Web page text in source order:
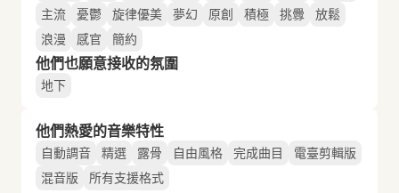
主流
憂鬱 旋律優美 夢幻 原創 積極 挑釁
放鬆
浪漫
感官 簡約
他們也願意接收的氛圍
地下
他們熱愛的音樂特性
自動調音 精選 露骨 自由風格 完成曲目
電臺剪輯版
混音版
所有支援格式